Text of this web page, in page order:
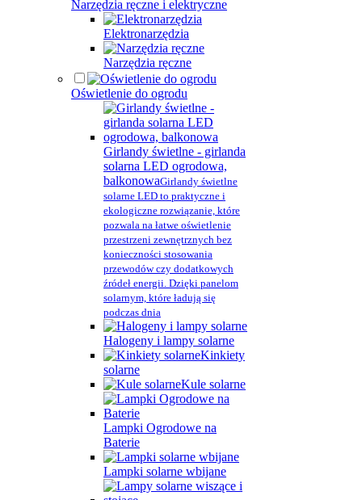
Narzędzia ręczne i elektryczne
Elektronarzędzia
Narzędzia ręczne
Oświetlenie do ogrodu
Girlandy świetlne - girlanda
solarna LED ogrodowa,
balkonowaGirlandy świetlne
solarne LED to praktyczne i
ekologiczne rozwiązanie, które
pozwala na łatwe oświetlenie
przestrzeni zewnętrznych bez
konieczności stosowania
przewodów czy dodatkowych
źródeł energii. Dzięki panelom
solarnym, które ładują się
podczas dnia
Halogeny i lampy solarne
Kinkiety
solarne
Kule solarne
Lampki Ogrodowe na
Baterie
Lampki solarne wbijane